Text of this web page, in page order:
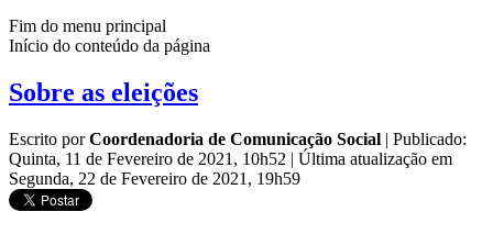
Fim do menu principal
Início do conteúdo da página
Sobre as eleições
Escrito porCoordenadoria de Comunicação Social | Publicado:
Quinta, 11 de Fevereiro de 2021, 10h52 | Última atualização em
Segunda, 22 de Fevereiro de 2021, 19h59